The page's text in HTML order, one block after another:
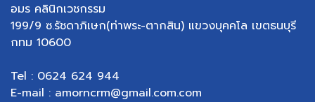
อมร คลินิกเวชกรรม
199/9 ซ.รัชดาภิเษก(ท่าพระ-ตากสิน) แขวงบุคคโล เขตธนบุรี
กทม 10600
Tel : 0624 624 944
E-mail : amorncrm@gmail.com.com